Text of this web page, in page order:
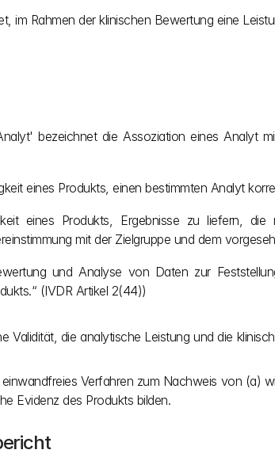
im Rahmen der klinischen Bewertung eine
bezeichnet die Assoziation eines Analyt
eines Produkts, einen bestimmten Analyt
eines Produkts, Ergebnisse zu liefern, die
mit der Zielgruppe und dem
und Analyse von Daten zur
(IVDR Artikel 2(44))
Validität, die analytische Leistung und die
Verfahren zum Nachweis von (a)
Evidenz des Produkts bilden.